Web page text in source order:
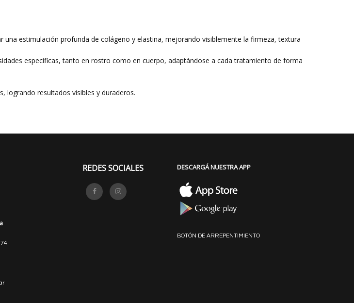
estimulación profunda de colágeno y elastina, mejorando visiblemente la firmeza, textura
específicas, tanto en rostro como en cuerpo, adaptándose a cada tratamiento de forma
logrando resultados visibles y duraderos.
REDES SOCIALES DESCARGÁ NUESTRA APP
BOTÓN DE ARREPENTIMIENTO